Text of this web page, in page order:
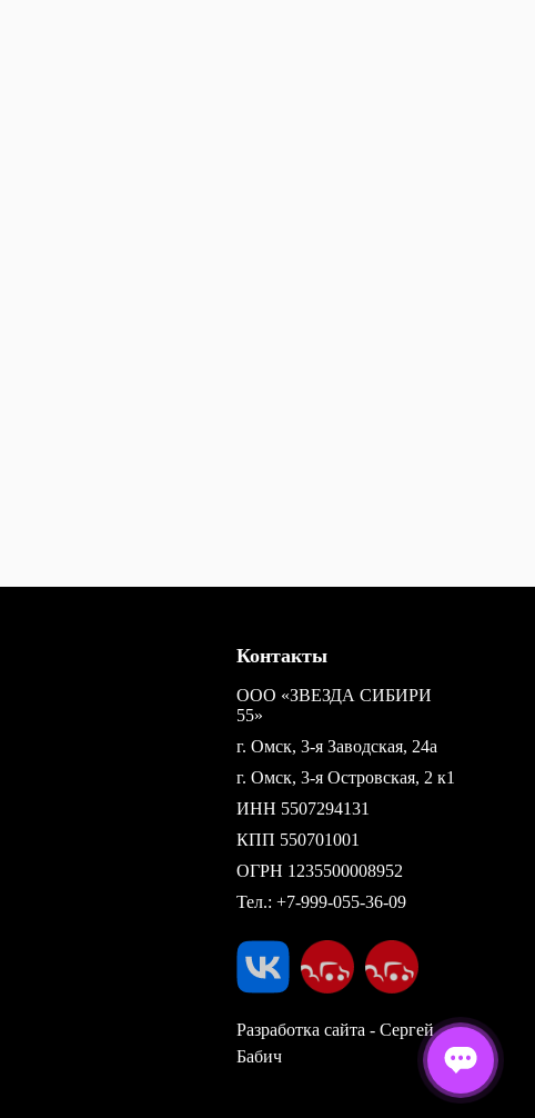
Контакты
ООО «ЗВЕЗДА СИБИРИ
55»
г. Омск, 3-я Заводская, 24а
г. Омск, 3-я Островская, 2 к1
ИНН 5507294131
КПП 550701001
ОГРН 1235500008952
Тел.:+7-999-055-36-09
Разработка сайта - Сергей
Бабич